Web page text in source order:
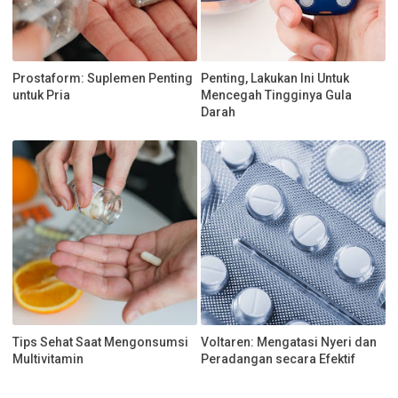
Prostaform: Suplemen Penting
untuk Pria
Penting, Lakukan Ini Untuk
Mencegah Tingginya Gula
Darah
Tips Sehat Saat Mengonsumsi
Multivitamin
Voltaren: Mengatasi Nyeri dan
Peradangan secara Efektif